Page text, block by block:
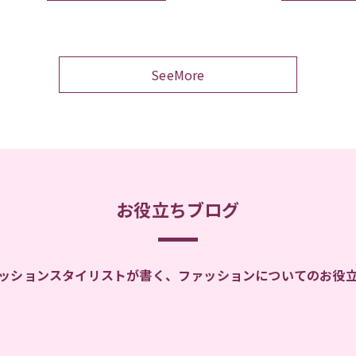
SeeMore
お役立ちブログ
ションスタイリストが書く、ファッションについてのお役